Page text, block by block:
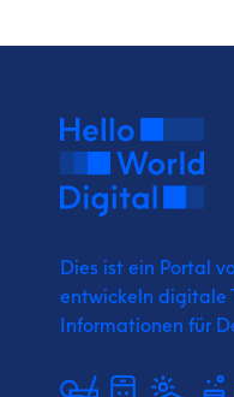
Dies ist ein Portal
entwickeln digitale
Informationen für